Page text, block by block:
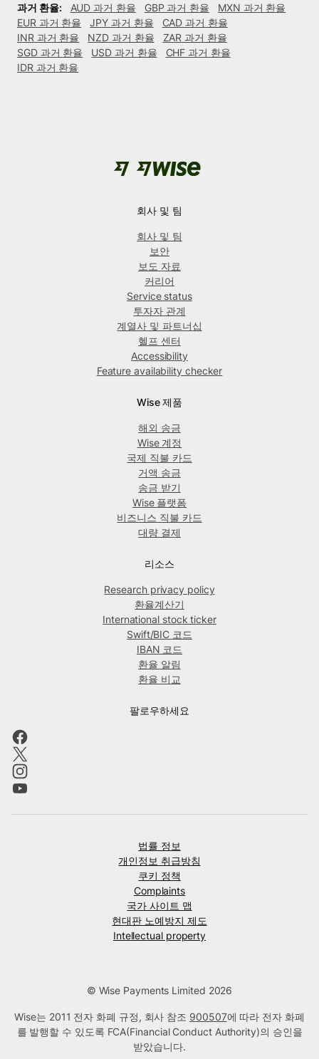
과거 환율: AUD 과거 환율 GBP 과거 환율
MXN 과거 환율
EUR 과거 환율
JPY 과거 환율
CAD 과거 환율
INR 과거 환율
NZD 과거 환율
ZAR 과거 환율
SGD 과거 환율
USD 과거 환율
CHF 과거 환율
IDR 과거 환율
회사 및 팀
회사 및 팀
보안
보도 자료
커리어
Service status
투자자 관계
계열사 및 파트너십
헬프 센터
Accessibility
Feature availability checker
Wise 제품
해외 송금
Wise 계정
국제 직불 카드
거액 송금
송금 받기
Wise 플랫폼
비즈니스 직불 카드
대량 결제
리소스
Research privacy policy
환율계산기
International stock ticker
Swift/BIC 코드
IBAN 코드
환율 알림
환율 비교
팔로우하세요
법률 정보
개인정보 취급방침
쿠키 정책
Complaints
국가 사이트 맵
현대판 노예방지 제도
Intellectual property
© Wise Payments Limited 2026
Wise는 2011 전자 화폐 규정, 회사 참조 900507에 따라 전자 화폐
를 발행할 수 있도록 FCA(Financial Conduct Authority)의 승인을
받았습니다.